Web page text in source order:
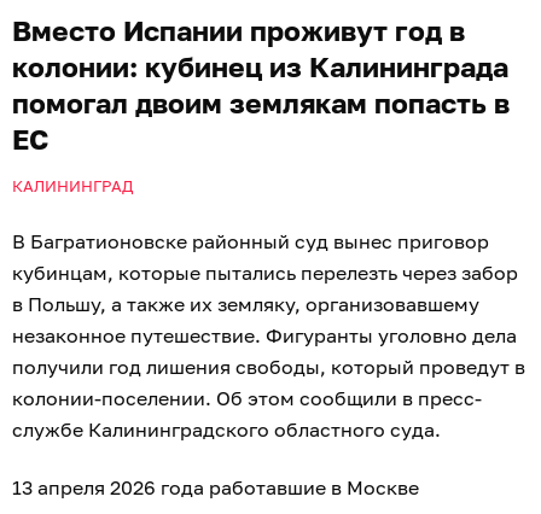
Вместо Испании проживут год в
колонии: кубинец из Калининграда
помогал двоим землякам попасть в
ЕС
КАЛИНИНГРАД
В Багратионовске районный суд вынес приговор
кубинцам, которые пытались перелезть через забор
в Польшу, а также их земляку, организовавшему
незаконное путешествие. Фигуранты уголовно дела
получили год лишения свободы, который проведут в
колонии-поселении. Об этом сообщили в пресс-
службе Калининградского областного суда.
13 апреля 2026 года работавшие в Москве